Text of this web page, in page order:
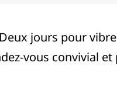
jours pour
vous convivial et